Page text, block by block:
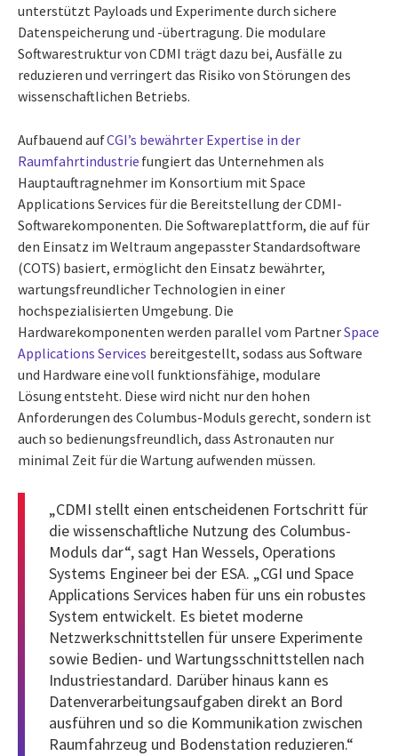
unterstützt Payloads und Experimente durch sichere
Datenspeicherung und -übertragung. Die modulare
Softwarestruktur von CDMI trägt dazu bei, Ausfälle zu
reduzieren und verringert das Risiko von Störungen des
wissenschaftlichen Betriebs.
Aufbauend aufCGI’s bewährter Expertise in der
Raumfahrtindustrie fungiert das Unternehmen als
Hauptauftragnehmer im Konsortium mit Space
Applications Services für die Bereitstellung der CDMI-
Softwarekomponenten. Die Softwareplattform, die auf für
den Einsatz im Weltraum angepasster Standardsoftware
(COTS) basiert, ermöglicht den Einsatz bewährter,
wartungsfreundlicher Technologien in einer
hochspezialisierten Umgebung. Die
Hardwarekomponenten werden parallel vom PartnerSpace
Applications Services bereitgestellt, sodass aus Software
und Hardware eine voll funktionsfähige, modulare
Lösung entsteht. Diese wird nicht nur den hohen
Anforderungen des Columbus-Moduls gerecht, sondern ist
auch so bedienungsfreundlich, dass Astronauten nur
minimal Zeit für die Wartung aufwenden müssen.
„CDMI stellt einen entscheidenen Fortschritt für
die wissenschaftliche Nutzung des Columbus-
Moduls dar“, sagt Han Wessels, Operations
Systems Engineer bei der ESA. „CGI und Space
Applications Services haben für uns ein robustes
System entwickelt. Es bietet moderne
Netzwerkschnittstellen für unsere Experimente
sowie Bedien- und Wartungsschnittstellen nach
Industriestandard. Darüber hinaus kann es
Datenverarbeitungsaufgaben direkt an Bord
ausführen und so die Kommunikation zwischen
Raumfahrzeug und Bodenstation reduzieren.“